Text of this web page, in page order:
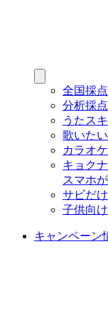
全国採
分析採
うたス
歌いた
カラオ
キョク
スマホ
サビだ
子供向
キャンペーン